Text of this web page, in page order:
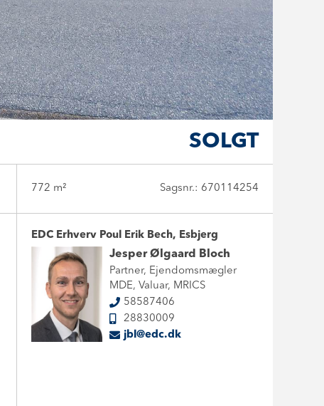
SOLGT
772 m² Sagsnr.: 670114254
EDC Erhverv Poul Erik Bech, Esbjerg
Jesper Ølgaard Bloch
Partner, Ejendomsmægler
MDE, Valuar, MRICS
58587406
28830009
jbl@edc.dk